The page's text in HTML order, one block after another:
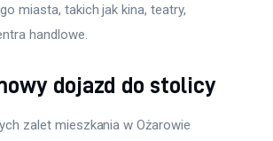
miasta, takich jak kina, teatry,
handlowe.
dojazd do stolicy
zalet mieszkania w Ożarowie